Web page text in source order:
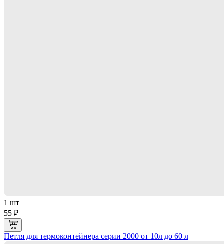
1 шт
55 ₽
Петля для термоконтейнера серии 2000 от 10л до 60 л